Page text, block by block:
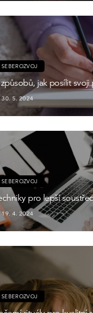
SEBEROZVOJ
jak posílit svoji
30. 5. 2024
SEBEROZVOJ
pro lepší
19. 4. 2024
SEBEROZVOJ